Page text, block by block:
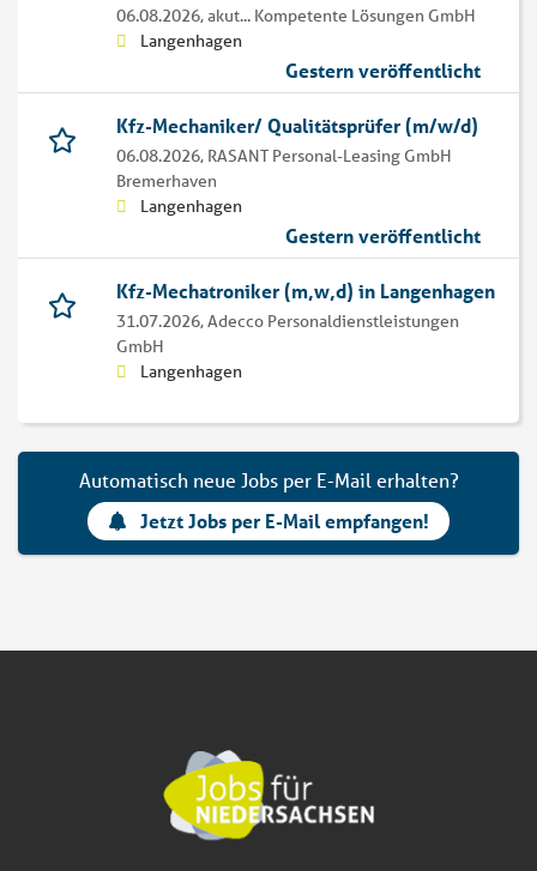
06.08.2026,akut... Kompetente Lösungen GmbH
Langenhagen
Gestern veröffentlicht
Kfz-Mechaniker/ Qualitätsprüfer (m/w/d)
06.08.2026, RASANT Personal-Leasing GmbH
Bremerhaven
Langenhagen
Gestern veröffentlicht
Kfz-Mechatroniker (m,w,d) in Langenhagen
31.07.2026,Adecco Personaldienstleistungen
GmbH
Langenhagen
Automatisch neue Jobs per E-Mail erhalten?
Jetzt Jobs per E-Mail empfangen!